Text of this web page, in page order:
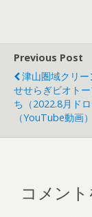
Previous Post
津山圏域クリー
せせらぎビオト
ち（2022.8月ドロ
（YouTube動画）
コメン